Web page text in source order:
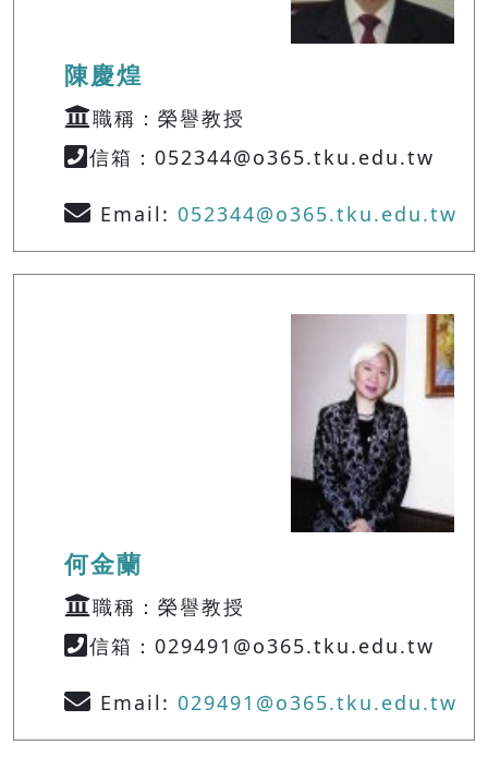
陳慶煌
職稱：榮譽教授
信箱：052344@o365.tku.edu.tw
Email: 052344@o365.tku.edu.tw
何金蘭
職稱：榮譽教授
信箱：029491@o365.tku.edu.tw
Email: 029491@o365.tku.edu.tw